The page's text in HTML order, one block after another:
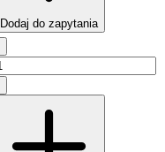
Dodaj do zapytania